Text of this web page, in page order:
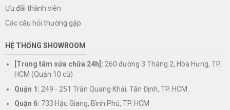
Ưu đãi thành viên
Các câu hỏi thường gặp
HỆ THỐNG SHOWROOM
[Trung tâm sửa chữa 24h]: 260 đường 3 Tháng 2, Hòa Hưng, TP.
HCM (Quận 10 cũ)
Quận 1: 249 - 251 Trần Quang Khải, Tân Định, TP. HCM
Quận 6: 733 Hậu Giang, Bình Phú, TP. HCM